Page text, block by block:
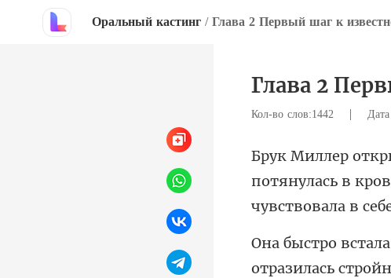
Оральный кастинг / Глава 2 Первый шаг к
Глава 2
Кол-во слов:1442 |
тянулась в
чу